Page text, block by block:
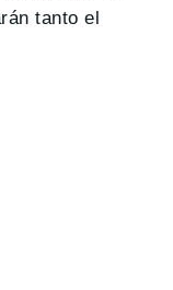
tanto el